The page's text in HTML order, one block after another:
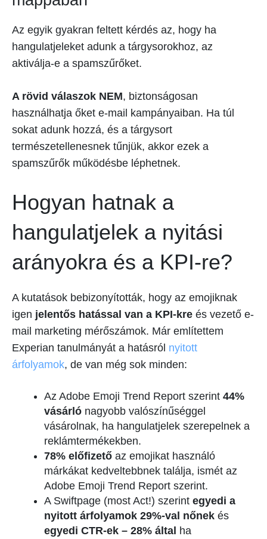
Az egyik gyakran feltett kérdés az, hogy ha
hangulatjeleket adunk a tárgysorokhoz, az
aktiválja-e a spamszűrőket.
A rövid válaszok NEM, biztonságosan
használhatja őket e-mail kampányaiban. Ha túl
sokat adunk hozzá, és a tárgysort
természetellenesnek tűnjük, akkor ezek a
spamszűrők működésbe léphetnek.
Hogyan hatnak a
hangulatjelek a nyitási
arányokra és a KPI-re?
A kutatások bebizonyították, hogy az emojiknak
igen jelentős hatással van a KPI-kre és vezető e-
mail marketing mérőszámok. Már említettem
Experian tanulmányát a hatásról nyitott
árfolyamok, de van még sok minden:
Az Adobe Emoji Trend Report szerint 44%
vásárló nagyobb valószínűséggel
vásárolnak, ha hangulatjelek szerepelnek a
reklámtermékekben.
78% előfizető az emojikat használó
márkákat kedveltebbnek találja, ismét az
Adobe Emoji Trend Report szerint.
A Swiftpage (most Act!) szerint egyedi a
nyitott árfolyamok 29%-val nőnek és
egyedi CTR-ek – 28% által ha